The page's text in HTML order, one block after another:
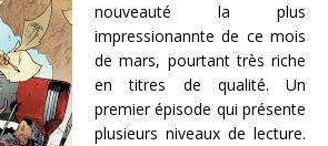
nouveauté la plus
impressionannte de ce mois
de mars, pourtant très riche
en titres de qualité. Un
premier épisode qui présente
plusieurs niveaux de lecture.